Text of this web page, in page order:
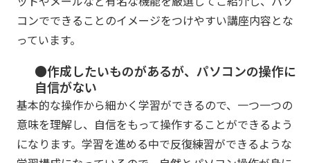
コンでできることのイメージをつけやすい講座内容とな
っています。
●作成したいものがあるが、パソコンの操作に
自信がない
基本的な操作から細かく学習ができるので、一つ一つの
意味を理解し、自信をもって操作することができるよう
になります。学習を進める中で反復練習ができるような